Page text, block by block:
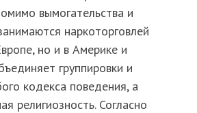
вымогательства и
наркоторговлей
но и в Америке и
группировки и
кодекса поведения, а
религиозность. Согласно